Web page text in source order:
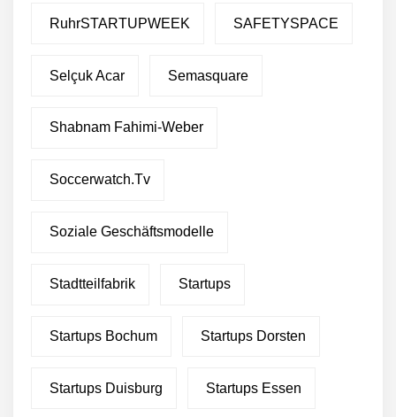
RuhrSTARTUPWEEK SAFETYSPACE
Selçuk Acar Semasquare
Shabnam Fahimi-Weber
Soccerwatch.tv
Soziale Geschäftsmodelle
Stadtteilfabrik Startups
Startups Bochum Startups Dorsten
Startups Duisburg Startups Essen